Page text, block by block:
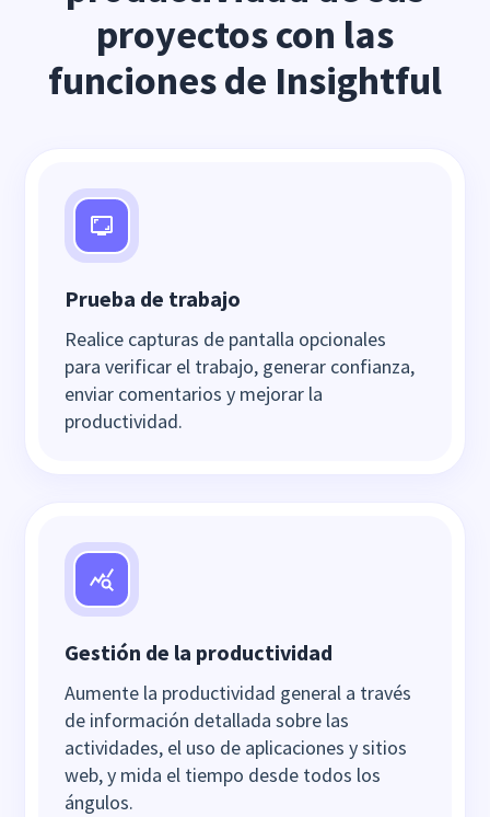
proyectos con las
funciones de Insightful
Prueba de trabajo
Realice capturas de pantalla opcionales
para verificar el trabajo, generar confianza,
enviar comentarios y mejorar la
productividad.
Gestión de la productividad
Aumente la productividad general a través
de información detallada sobre las
actividades, el uso de aplicaciones y sitios
web, y mida el tiempo desde todos los
ángulos.